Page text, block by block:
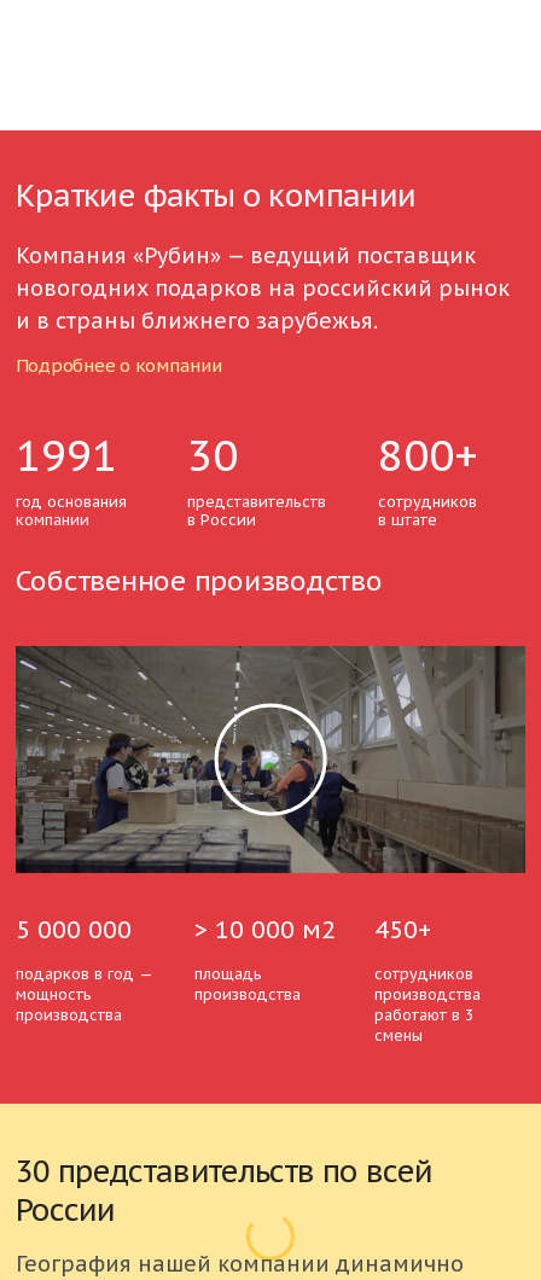
Краткие факты о компании
Компания «Рубин» — ведущий поставщик
новогодних подарков на российский рынок
и в страны ближнего зарубежья.
Подробнее о компании
1991
год основания
компании
30
представительств
в России
800+
сотрудников
в штате
Собственное производство
5 000 000
подарков в год —
мощность
производства
> 10 000 м2
площадь
производства
450+
сотрудников
производства
работают в 3
смены
30 представительств по всей
России
География нашей компании динамично